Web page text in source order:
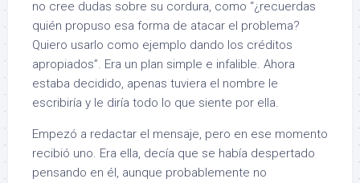
no cree dudas sobre su cordura, como “¿recuerdas
quién propuso esa forma de atacar el problema?
Quiero usarlo como ejemplo dando los créditos
apropiados”. Era un plan simple e infalible. Ahora
estaba decidido, apenas tuviera el nombre le
escribiría y le diría todo lo que siente por ella.
Empezó a redactar el mensaje, pero en ese momento
recibió uno. Era ella, decía que se había despertado
pensando en él, aunque probablemente no